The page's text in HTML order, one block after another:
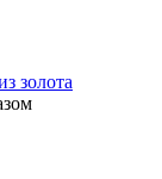
золота